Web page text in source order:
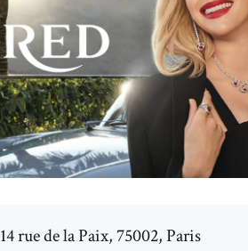
14 rue de la Paix, 75002, Paris